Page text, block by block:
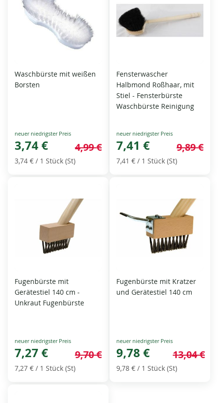
Waschbürste mit weißen
Borsten
Special
Price
3,74 € 4,99 €
3,74 € / 1 Stück (St)
Fensterwascher
Halbmond Roßhaar, mit
Stiel - Fensterbürste
Waschbürste Reinigung
Special
Price
7,41 € 9,89 €
7,41 € / 1 Stück (St)
Fugenbürste mit
Gerätestiel 140 cm -
Unkraut Fugenbürste
Special
Price
7,27 € 9,70 €
7,27 € / 1 Stück (St)
Fugenbürste mit Kratzer
und Gerätestiel 140 cm
Special
Price
9,78 € 13,04 €
9,78 € / 1 Stück (St)